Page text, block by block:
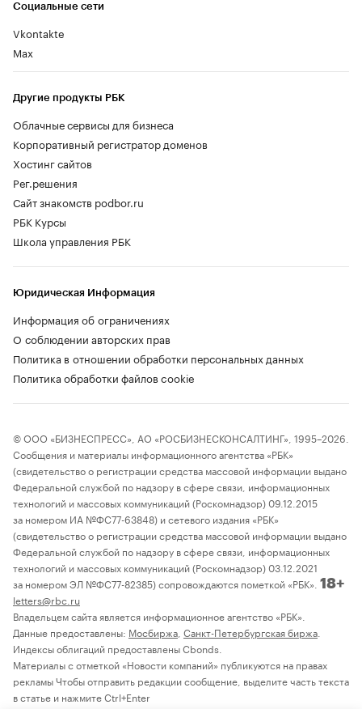
Социальные сети
Vkontakte
Max
Другие продукты РБК
Облачные сервисы для бизнеса
Корпоративный регистратор доменов
Хостинг сайтов
Рег.решения
Сайт знакомств podbor.ru
РБК Курсы
Школа управления РБК
Юридическая Информация
Информация об ограничениях
О соблюдении авторских прав
Политика в отношении обработки персональных данных
Политика обработки файлов cookie
© ООО «БИЗНЕСПРЕСС», АО «РОСБИЗНЕСКОНСАЛТИНГ», 1995–2026.
Сообщения и материалы информационного агентства «РБК»
(свидетельство о регистрации средства массовой информации выдано
Федеральной службой по надзору в сфере связи, информационных
технологий и массовых коммуникаций (Роскомнадзор) 09.12.2015
за номером ИА №ФС77-63848) и сетевого издания «РБК»
(свидетельство о регистрации средства массовой информации выдано
Федеральной службой по надзору в сфере связи, информационных
технологий и массовых коммуникаций (Роскомнадзор) 03.12.2021
за номером ЭЛ №ФС77-82385) сопровождаются пометкой «РБК». 18+
letters@rbc.ru
Владельцем сайта является информационное агентство «РБК».
Данные предоставлены: Мосбиржа Санкт-Петербургская биржа
Индексы облигаций предоставлены Cbonds.
Материалы с отметкой «Новости компаний» публикуются на правах
рекламы Чтобы отправить редакции сообщение, выделите часть текста
в статье и нажмите Ctrl+Enter